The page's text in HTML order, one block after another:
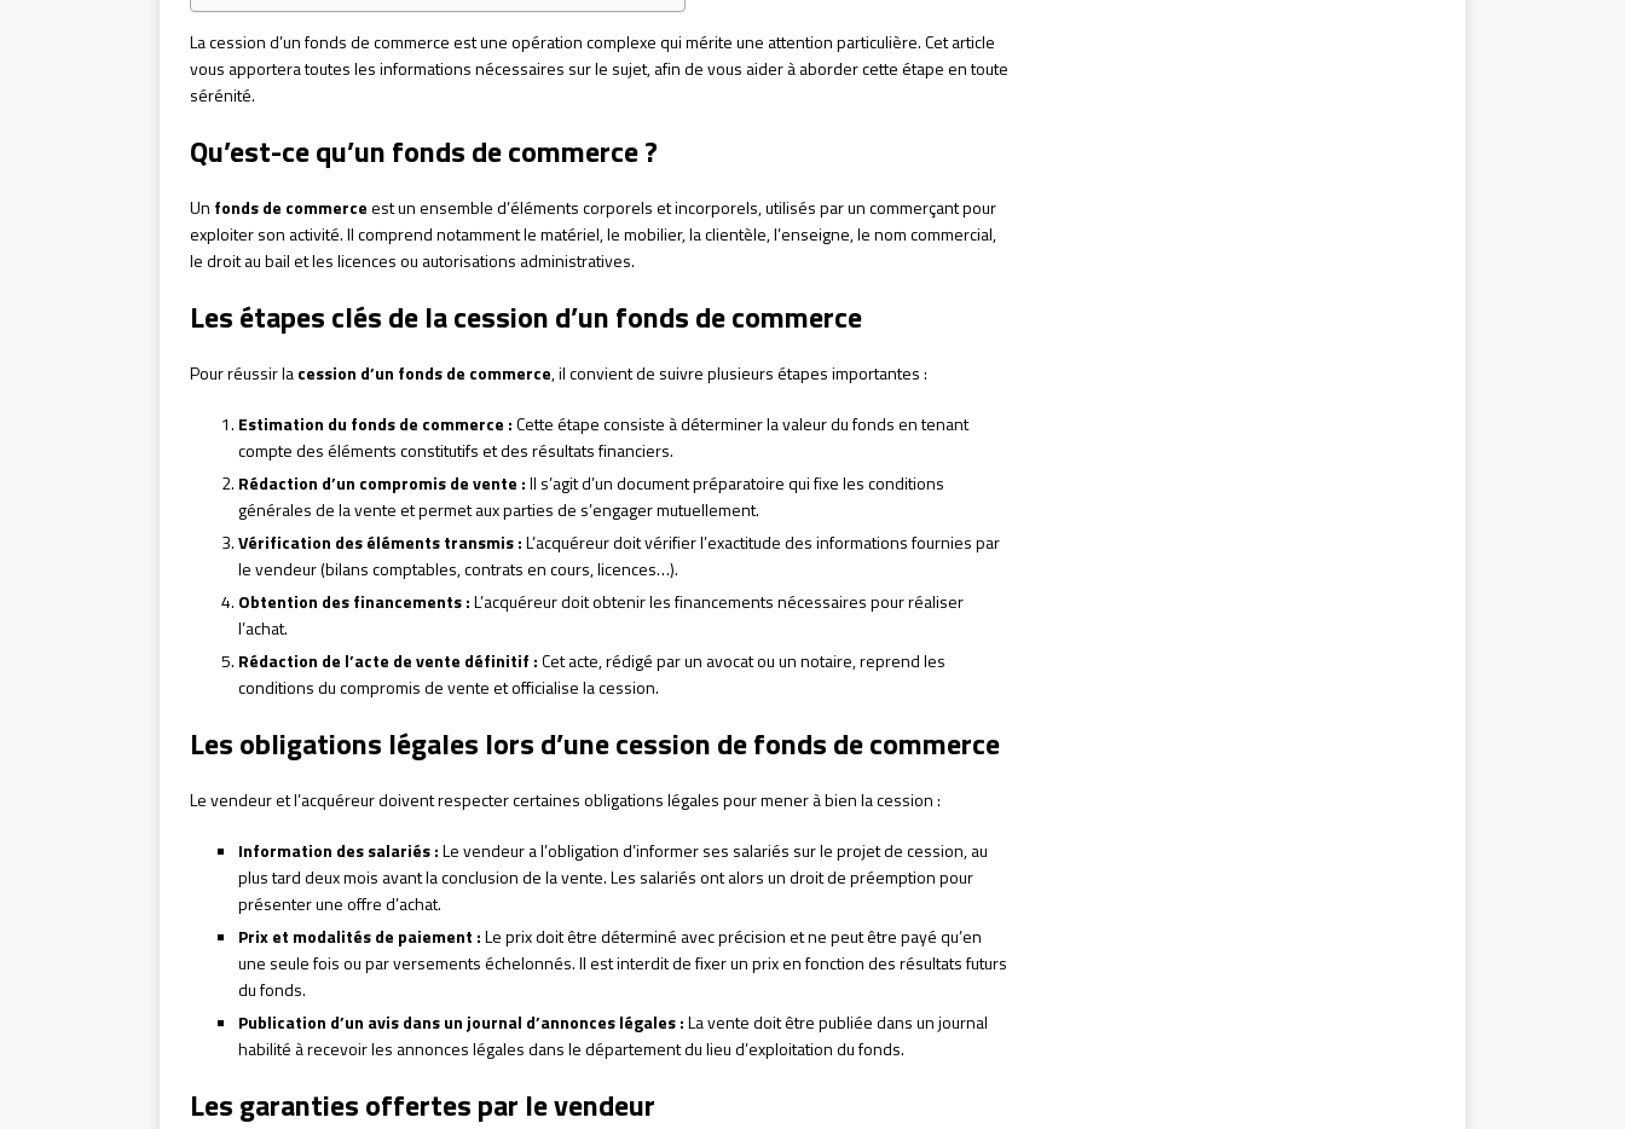
La cession d’un fonds de commerce est une opération complexe qui mérite une attention particulière. Cet article
vous apportera toutes les informations nécessaires sur le sujet, afin de vous aider à aborder cette étape en toute
sérénité.
Qu’est-ce qu’un fonds de commerce ?
Un fonds de commerceest un ensemble d’éléments corporels et incorporels, utilisés par un commerçant pour
exploiter son activité. Il comprend notamment le matériel, le mobilier, la clientèle, l’enseigne, le nom commercial,
le droit au bail et les licences ou autorisations administratives.
Les étapes clés de la cession d’un fonds de commerce
Pour réussir lacession d’un fonds de commerce, il convient de suivre plusieurs étapes importantes :
Estimation du fonds de commerce :Cette étape consiste à déterminer la valeur du fonds en tenant
compte des éléments constitutifs et des résultats financiers.
Rédaction d’un compromis de vente :Il s’agit d’un document préparatoire qui fixe les conditions
générales de la vente et permet aux parties de s’engager mutuellement.
Vérification des éléments transmis :L’acquéreur doit vérifier l’exactitude des informations fournies par
le vendeur (bilans comptables, contrats en cours, licences…).
Obtention des financements :L’acquéreur doit obtenir les financements nécessaires pour réaliser
l’achat.
Rédaction de l’acte de vente définitif :Cet acte, rédigé par un avocat ou un notaire, reprend les
conditions du compromis de vente et officialise la cession.
Les obligations légales lors d’une cession de fonds de commerce
Le vendeur et l’acquéreur doivent respecter certaines obligations légales pour mener à bien la cession :
Information des salariés :Le vendeur a l’obligation d’informer ses salariés sur le projet de cession, au
plus tard deux mois avant la conclusion de la vente. Les salariés ont alors un droit de préemption pour
présenter une offre d’achat.
Prix et modalités de paiement :Le prix doit être déterminé avec précision et ne peut être payé qu’en
une seule fois ou par versements échelonnés. Il est interdit de fixer un prix en fonction des résultats futurs
du fonds.
Publication d’un avis dans un journal d’annonces légales :La vente doit être publiée dans un journal
habilité à recevoir les annonces légales dans le département du lieu d’exploitation du fonds.
Les garanties offertes par le vendeur